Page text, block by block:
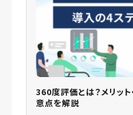
360度評価とは？メリット
意点を解説